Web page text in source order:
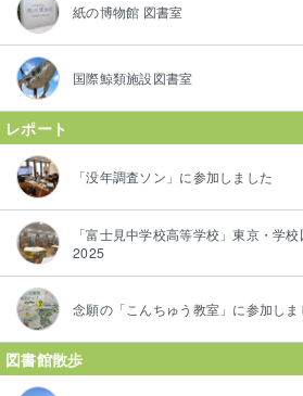
紙の博物館 図書室
国際鯨類施設図書室
レポート
「没年調査ソン」に参加しました
「富士見中学校高等学校」東京・学
2025
念願の「こんちゅう教室」に参加しま
図書館散歩